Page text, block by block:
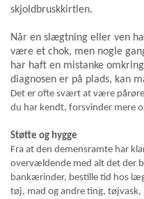
skjoldbruskkirtlen.
Når en slægtning eller ven
være et chok, men nogle
har haft en mistanke
diagnosen er på plads, kan
Det er ofte svært at være
du har kendt, forsvinder mere
Støtte og hygge
Fra at den demensramte har
overvældende med alt det der
bankærinder, bestille tid hos
tøj, mad og andre ting,